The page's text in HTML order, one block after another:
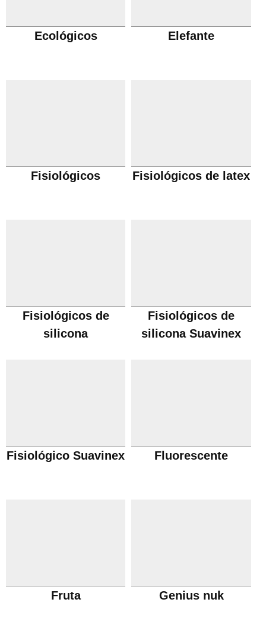
Ecológicos Elefante
Fisiológicos Fisiológicos de latex
Fisiológicos de
silicona
Fisiológicos de
silicona Suavinex
Fisiológico Suavinex Fluorescente
Fruta Genius nuk